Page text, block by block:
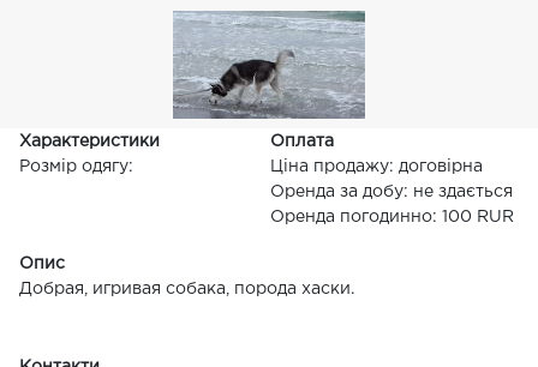
Характеристики
Розмір одягу:
Оплата
Ціна продажу: договірна
Оренда за добу: не здається
Оренда погодинно: 100 RUR
Опис
Добрая, игривая собака, порода хаски.